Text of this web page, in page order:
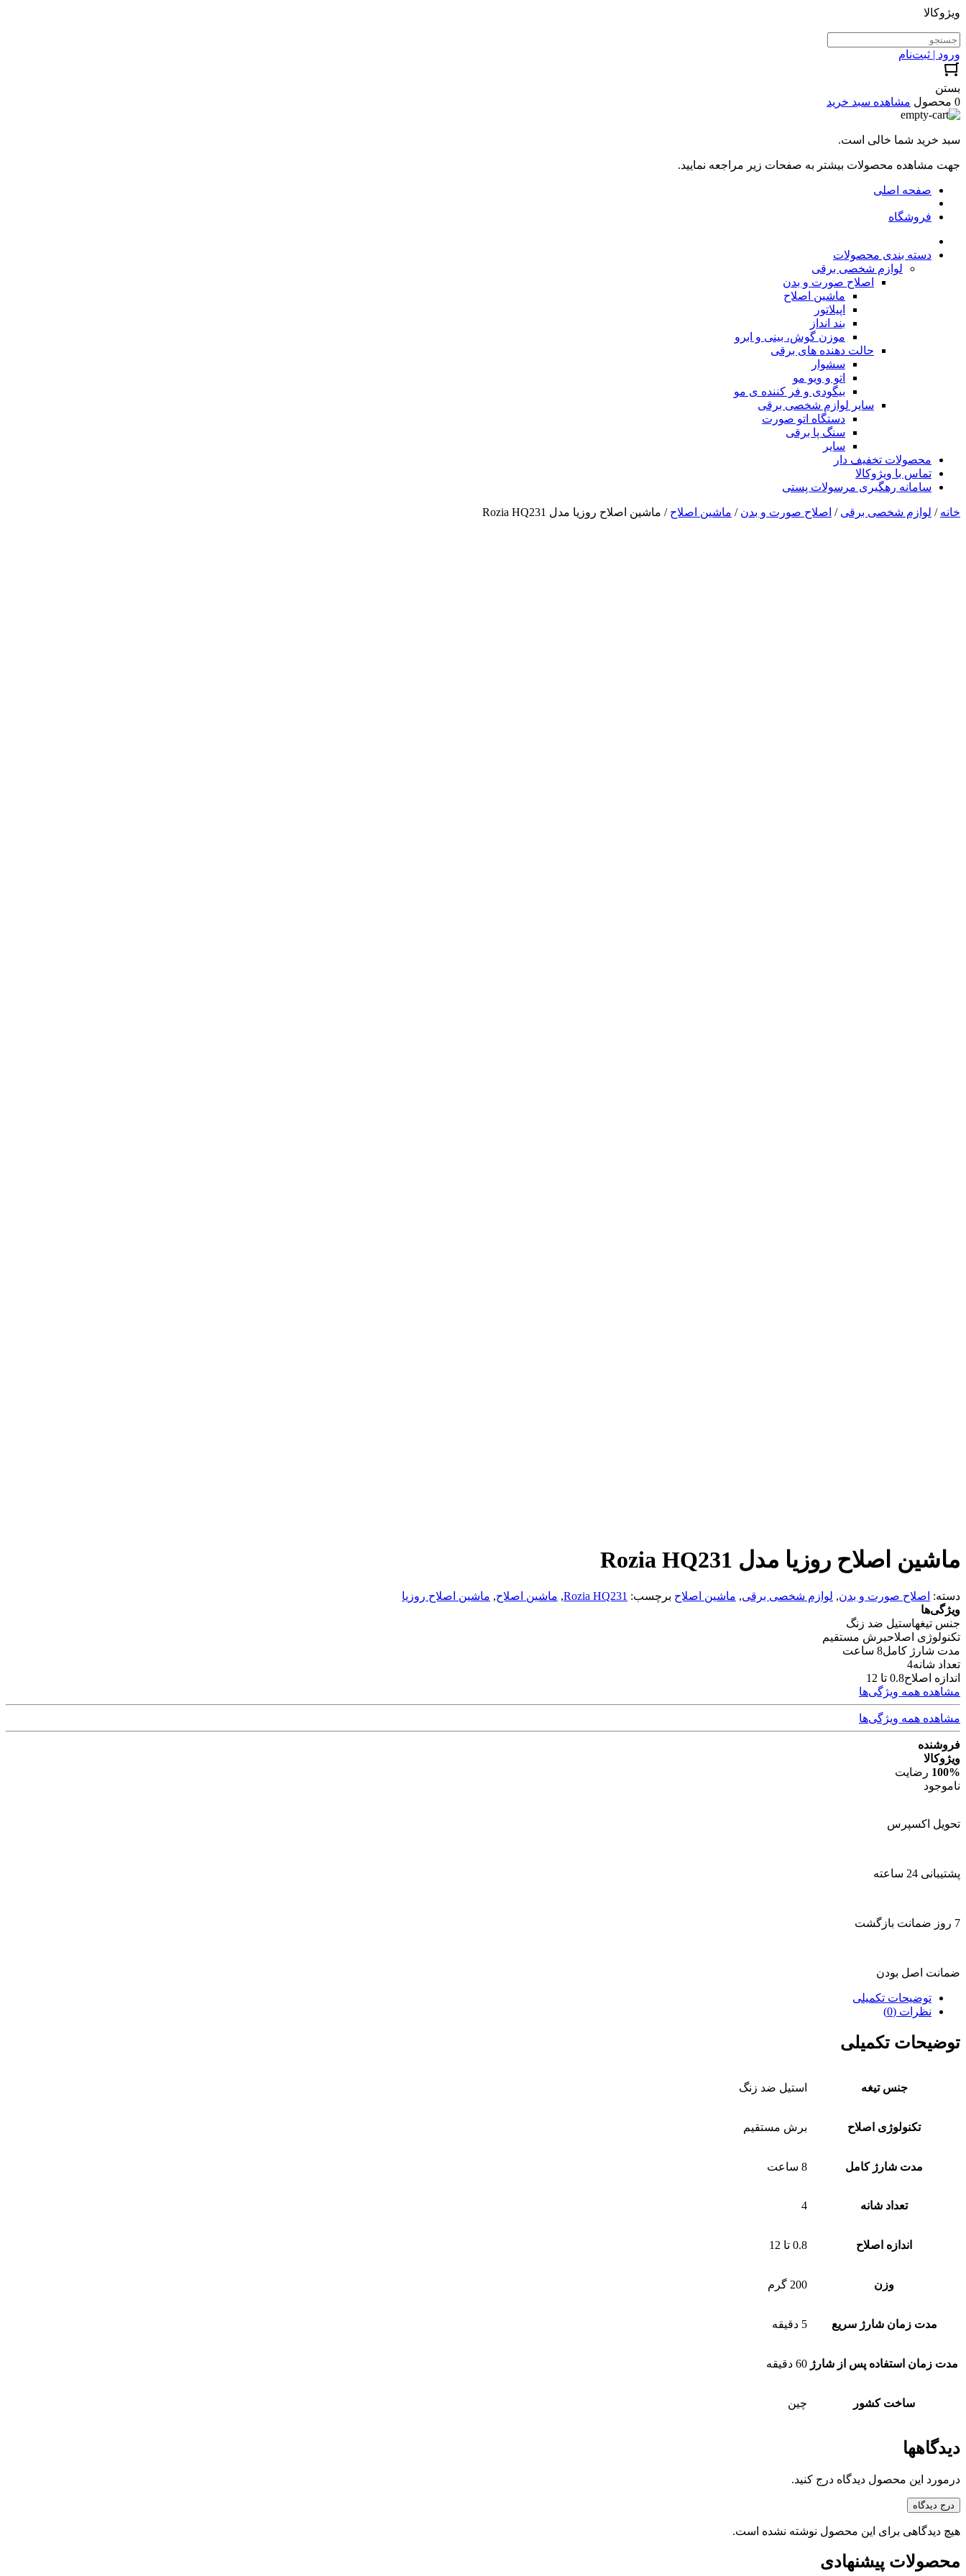
ویژوکالا
ورود | ثبت‌نام
بستن
0 محصول
مشاهده سبد خرید
سبد خرید شما خالی است.
جهت مشاهده محصولات بیشتر به صفحات زیر مراجعه نمایید.
صفحه اصلی
فروشگاه
دسته بندی محصولات
لوازم شخصی برقی
اصلاح صورت و بدن
ماشین اصلاح
اپیلاتور
بند انداز
موزن گوش، بینی و ابرو
حالت دهنده های برقی
سشوار
اتو و ویو مو
بیگودی و فر کننده ی مو
سایر لوازم شخصی برقی
دستگاه اتو صورت
سنگ پا برقی
سایر
محصولات تخفیف دار
تماس با ویژوکالا
سامانه رهگیری مرسولات پستی
خانه / لوازم شخصی برقی / اصلاح صورت و بدن / ماشین اصلاح / ماشین اصلاح روزیا مدل Rozia HQ231
ماشین اصلاح روزیا مدل Rozia HQ231
دسته: اصلاح صورت و بدن, لوازم شخصی برقی, ماشین اصلاح برچسب: Rozia HQ231
, ماشین اصلاح, ماشین اصلاح روزیا
ویژگی‌ها
جنس تیغهاستیل ضد زنگ
تکنولوژی اصلاحبرش مستقیم
مدت شارژ کامل8 ساعت
تعداد شانه4
اندازه اصلاح0.8 تا 12
مشاهده همه ویژگی‌ها
مشاهده همه ویژگی‌ها
فروشنده
ویژوکالا
100% رضایت
ناموجود
تحویل اکسپرس
پشتیبانی 24 ساعته
7 روز ضمانت بازگشت
ضمانت اصل بودن
توضیحات تکمیلی
نظرات (0)
توضیحات تکمیلی
جنس تیغه استیل ضد زنگ
تکنولوژی اصلاح برش مستقیم
مدت شارژ کامل 8 ساعت
تعداد شانه 4
اندازه اصلاح 0.8 تا 12
وزن 200 گرم
مدت زمان شارژ سریع 5 دقیقه
مدت زمان استفاده پس از شارژ 60 دقیقه
ساخت کشور چین
دیدگاهها
درمورد این محصول دیدگاه درج کنید.
درج دیدگاه
هیچ دیدگاهی برای این محصول نوشته نشده است.
محصولات پیشنهادی